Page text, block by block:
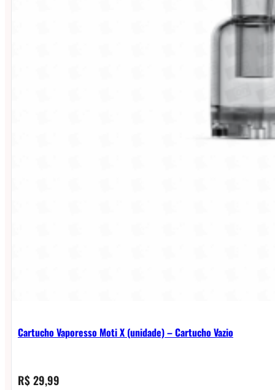
Cartucho Vaporesso Moti X (unidade) – Cartucho Vazio
R$29,99